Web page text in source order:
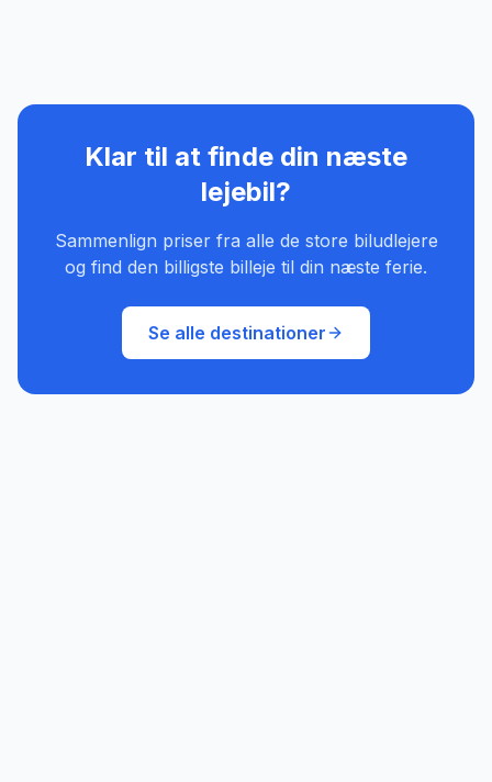
Klar til at finde din næste
lejebil?
Sammenlign priser fra alle de store biludlejere
og find den billigste billeje til din næste ferie.
Se alle destinationer